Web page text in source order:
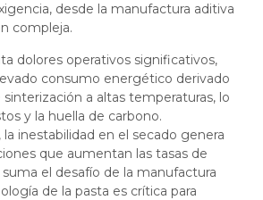
desde la manufactura aditiva
compleja.
dolores operativos significativos,
consumo energético derivado
a altas temperaturas, lo
y la huella de carbono.
inestabilidad en el secado genera
que aumentan las tasas de
el desafío de la manufactura
de la pasta es crítica para